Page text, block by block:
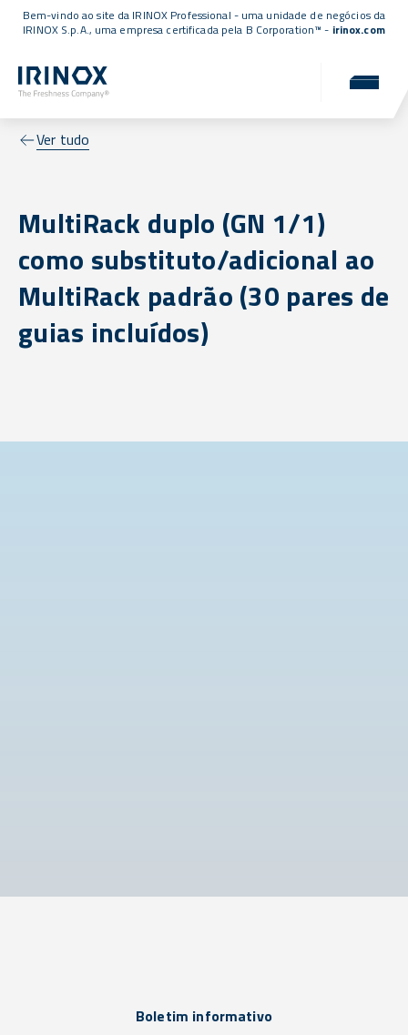
Bem-vindo ao site da IRINOX Professional - uma unidade de negócios da
IRINOX S.p.A., uma empresa certificada pela B Corporation™ - irinox.com
Ver tudo
MultiRack duplo (GN 1/1)
como substituto/adicional ao
MultiRack padrão (30 pares de
guias incluídos)
Boletim informativo